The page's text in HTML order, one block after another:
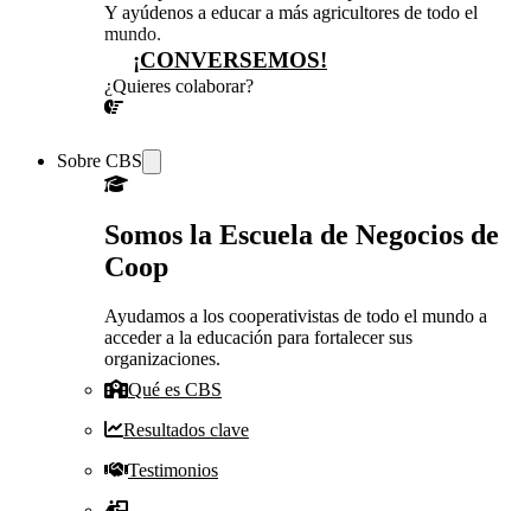
Y ayúdenos a educar a más agricultores de todo el
mundo.
¡CONVERSEMOS!
¿Quieres colaborar?
Sobre CBS
Somos la Escuela de Negocios de
Coop
Ayudamos a los cooperativistas de todo el mundo a
acceder a la educación para fortalecer sus
organizaciones.
Qué es CBS
Resultados clave
Testimonios